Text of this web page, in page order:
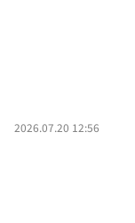
2026.07.20 12:56